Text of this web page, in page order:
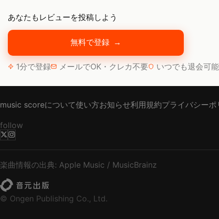
あなたもレビューを投稿しよう
無料で登録 →
1分で登録 メールでOK・クレカ不要 いつでも退会可能
music scoreについて使い方お知らせ利用規約プライバシーポ
follow
楽曲情報の出典: Apple Music / MusicBrainz
© Ongen Publishing Co., Ltd.